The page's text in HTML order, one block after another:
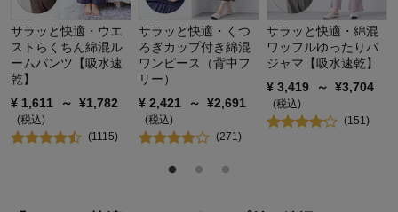
サイズ：
ちょうど良い
サラッと快適・ウエ
ストらくちん綿混ル
ームパンツ【吸水速
乾】
¥ 1,611 ～ ¥1,782
(税込)
(1115)
サラッと快適・くつ
ろぎカップ付き綿混
ワンピース（背中フ
リー）
¥ 2,421 ～ ¥2,691
(税込)
(271)
サラッと快適・綿混
ワッフルゆったりパ
ジャマ【吸水速乾】
¥ 3,419 ～ ¥3,704
(税込)
(151)